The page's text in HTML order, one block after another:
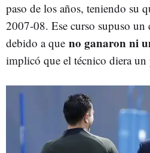
paso de los años, teniendo su
2007-08. Ese curso supuso
debido a que no ganaron ni
implicó que el técnico diera un